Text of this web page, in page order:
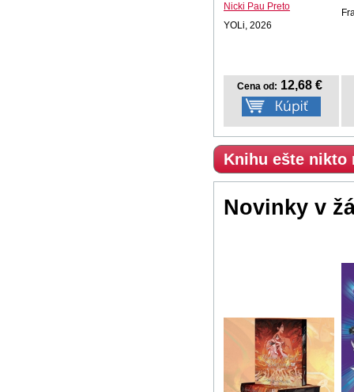
Nicki Pau Preto
YOLi, 2026
Cena od: 12,68 €
Knihu ešte nikto
Novinky v